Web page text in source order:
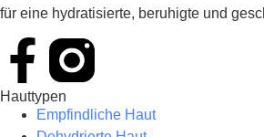
für eine hydratisierte, beruhigte und
Hauttypen
Empfindliche Haut